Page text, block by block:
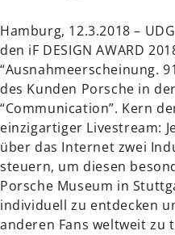
Hamburg, 12.3.2018 –
den iF DESIGN AWARD
“Ausnahmeerscheinung.
des Kunden Porsche in
“Communication”. Kern
einzigartiger Livestream:
über das Internet zwei
steuern, um diesen
Porsche Museum in
individuell zu entdecken
anderen Fans weltweit zu